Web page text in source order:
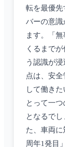
転を最優先
バーの意
ます。「
くるまで
う認識が
点は、安
して働き
とって一
となるでし
た、車両に
周年1発目